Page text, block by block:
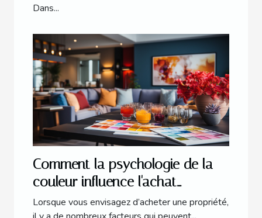
Dans...
Comment la psychologie de la
couleur influence l'achat
immobilier
Lorsque vous envisagez d’acheter une propriété,